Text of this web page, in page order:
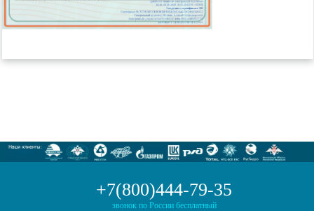
+7(800)444-79-35
звонок по России бесплатный